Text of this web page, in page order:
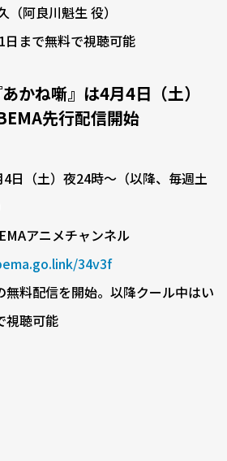
阿良川魁生 役）
まで無料で視聴可能
かね噺』は4月4日（土）
先行配信開始
日（土）夜24時〜（以降、毎週土
アニメチャンネル
34v3f
料配信を開始。以降クール中はい
視聴可能